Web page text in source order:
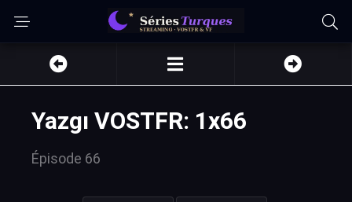
Yazgı VOSTFR: 1x66
Épisode 66